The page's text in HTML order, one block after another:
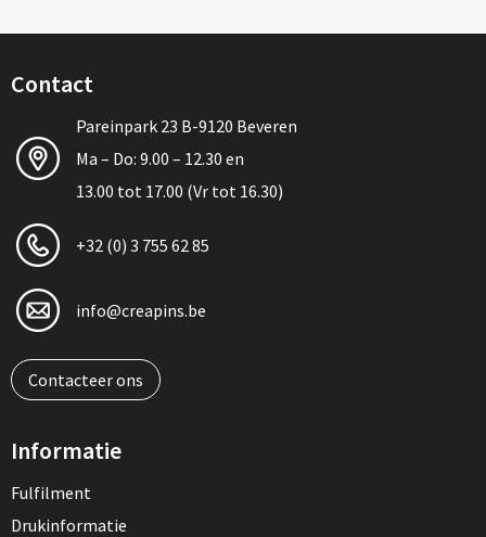
Contact
Pareinpark 23 B-9120 Beveren
Ma – Do: 9.00 – 12.30 en
13.00 tot 17.00 (Vr tot 16.30)
+32 (0) 3 755 62 85
info@creapins.be
Contacteer ons
Informatie
Fulfilment
Drukinformatie